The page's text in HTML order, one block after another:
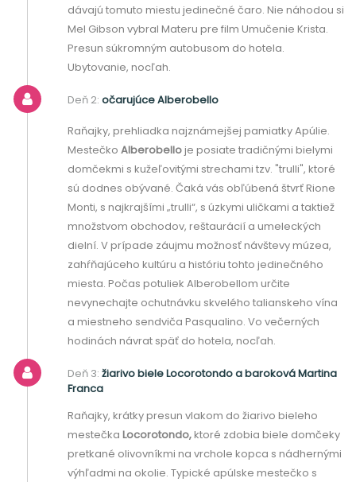
dávajú tomuto miestu jedinečné čaro. Nie náhodou si
Mel Gibson vybral Materu pre film Umučenie Krista.
Presun súkromným autobusom do hotela.
Ubytovanie, nocľah.
Deň 2: očarujúce Alberobello
Raňajky, prehliadka najznámejšej pamiatky Apúlie.
Mestečko Alberobelloje posiate tradičnými bielymi
domčekmi s kužeľovitými strechami tzv. "trulli", ktoré
sú dodnes obývané. Čaká vás obľúbená štvrť Rione
Monti, s najkrajšími „trulli“, s úzkymi uličkami a taktiež
množstvom obchodov, reštaurácií a umeleckých
dielní. V prípade záujmu možnosť návštevy múzea,
zahŕňajúceho kultúru a históriu tohto jedinečného
miesta. Počas potuliek Alberobellom určite
nevynechajte ochutnávku skvelého talianskeho vína
a miestneho sendviča Pasqualino. Vo večerných
hodinách návrat späť do hotela, nocľah.
Deň 3: žiarivo biele Locorotondo a baroková Martina
Franca
Raňajky, krátky presun vlakom do žiarivo bieleho
mestečka Locorotondo,ktoré zdobia biele domčeky
pretkané olivovníkmi na vrchole kopca s nádhernými
výhľadmi na okolie. Typické apúlske mestečko s